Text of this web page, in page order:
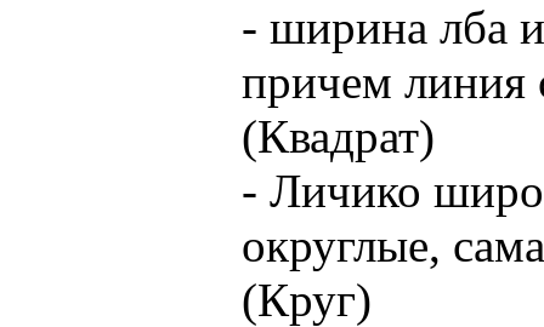
- ширина лба
причем линия
(Квадрат)
- Личико
округлые,
(Круг)